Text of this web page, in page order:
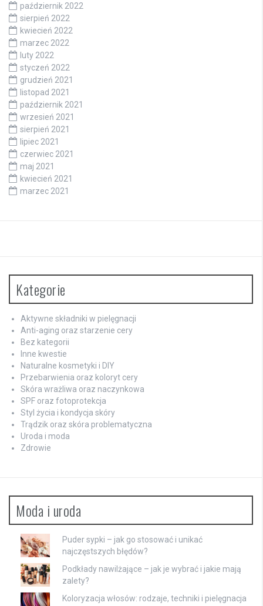
październik 2022
sierpień 2022
kwiecień 2022
marzec 2022
luty 2022
styczeń 2022
grudzień 2021
listopad 2021
październik 2021
wrzesień 2021
sierpień 2021
lipiec 2021
czerwiec 2021
maj 2021
kwiecień 2021
marzec 2021
Kategorie
Aktywne składniki w pielęgnacji
Anti-aging oraz starzenie cery
Bez kategorii
Inne kwestie
Naturalne kosmetyki i DIY
Przebarwienia oraz koloryt cery
Skóra wrażliwa oraz naczynkowa
SPF oraz fotoprotekcja
Styl życia i kondycja skóry
Trądzik oraz skóra problematyczna
Uroda i moda
Zdrowie
Moda i uroda
Puder sypki – jak go stosować i unikać
najczęstszych błędów?
Podkłady nawilżające – jak je wybrać i jakie mają
zalety?
Koloryzacja włosów: rodzaje, techniki i pielęgnacja